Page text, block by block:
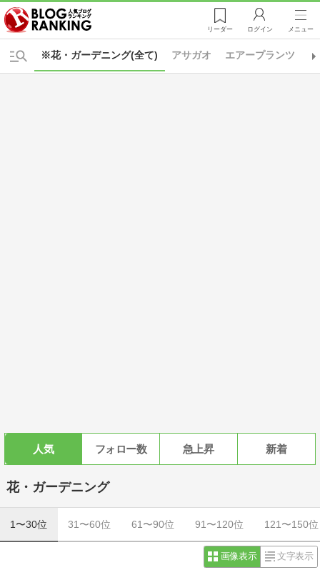
リーダー ログイン メニュー
※花・ガーデニング(全て) アサガオ エアープランツ
人気 フォロー数 急上昇 新着
花・ガーデニング
1〜30位 31〜60位 61〜90位 91〜120位 121〜150位
画像表示 文字表示